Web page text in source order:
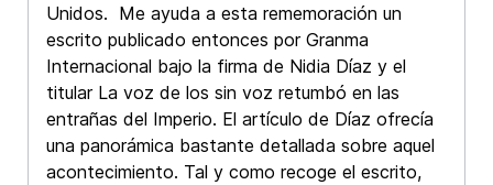
Unidos. Me ayuda a esta rememoración un
escrito publicado entonces por Granma
Internacional bajo la firma de Nidia Díaz y el
titular La voz de los sin voz retumbó en las
entrañas del Imperio. El artículo de Díaz ofrecía
una panorámica bastante detallada sobre aquel
acontecimiento. Tal y como recoge el escrito,